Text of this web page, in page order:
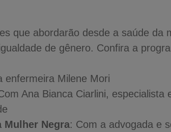
que abordarão desde a saúde da
de gênero. Confira a
enfermeira Milene Mori
Ana Bianca Ciarlini, especialista
Mulher Negra: Com a advogada e